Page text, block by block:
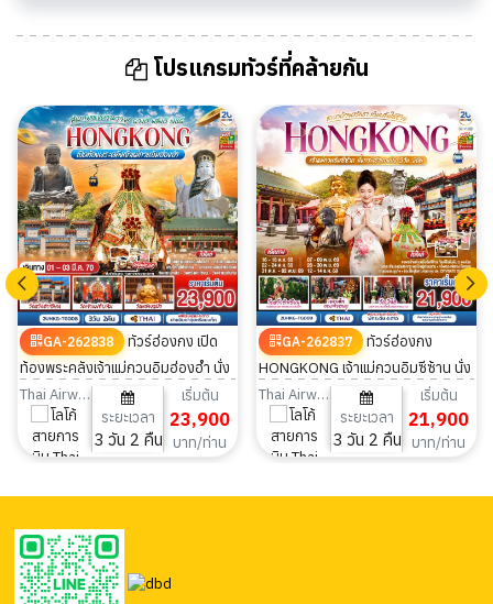
โปรแกรมทัวร์ที่คล้ายกัน
GA-262838
ทัวร์ฮ่องกง เปิด
ท้องพระคลังเจ้าแม่กวนอิมฮ่องฮำ นั่ง
กระเช้านองปิง 3 วัน 2 คืน
Thai Airways
ระยะเวลา
3 วัน 2 คืน
เริ่มต้น
23,900
บาท/ท่าน
GA-262837
ทัวร์ฮ่องกง
HONGKONG เจ้าแม่กวนอิมซีซ้าน นั่ง
กระเช้านองปิง ขอพรด้วยศรัทธา เติม
พลังให้ชีวิต 3 วัน 2 คืน
Thai Airways
ระยะเวลา
3 วัน 2 คืน
เริ่มต้น
21,900
บาท/ท่าน